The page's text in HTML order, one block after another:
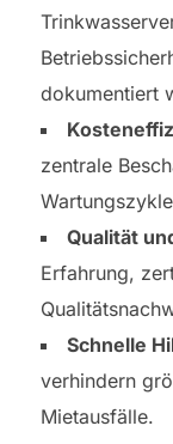
dokumentiert
zentrale
Qualität
Erfahrung,
Schnelle
verhindern
Mietausfälle.